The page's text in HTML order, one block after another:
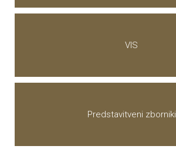
VIS
Predstavitveni zborniki